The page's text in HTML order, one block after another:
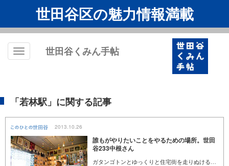
世田谷区の魅力情報満載
Toggle
世田谷くみん手帖
「若林駅」に関する記事
2013.10.26
誰もがやりたいことをやるための場所。世田
谷233中根さん